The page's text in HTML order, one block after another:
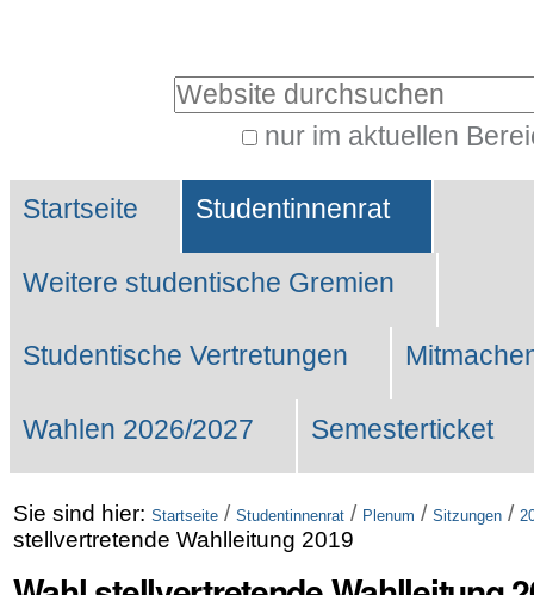
Website durchsuchen
nur im aktuellen
Suche…
Sektionen
Startseite Studentinnenrat
Weitere studentische Gremien
Studentische Vertretungen
Wahlen 2026/2027 Semesterticket
Sie sind hier: Startseite / Studentinnenrat / Plenum / Sitzungen /
stellvertretende Wahlleitung 2019